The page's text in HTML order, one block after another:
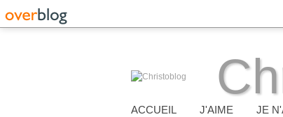
ACCUEIL J'AIME JE